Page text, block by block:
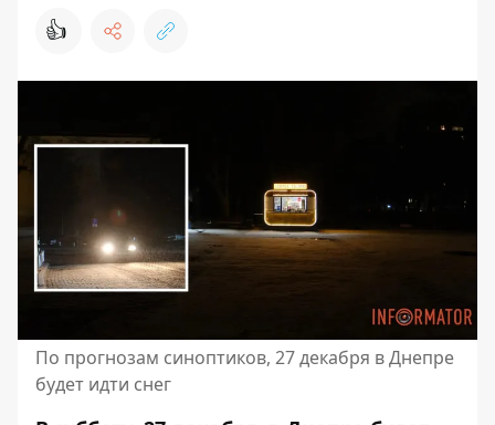
👍
По прогнозам синоптиков, 27 декабря в Днепре
будет идти снег